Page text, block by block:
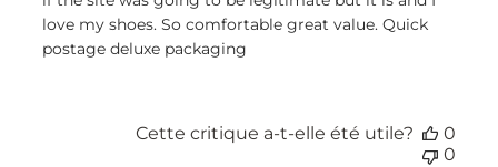
love my shoes. So comfortable great value. Quick
postage deluxe packaging
Cette critique a-t-elle été utile?
0
0